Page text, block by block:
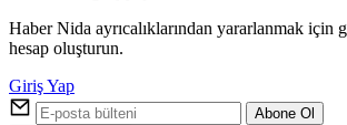
Hesabınıza giriş yapın
Haber Nida ayrıcalıklarından yararlanmak için
hesap oluşturun.